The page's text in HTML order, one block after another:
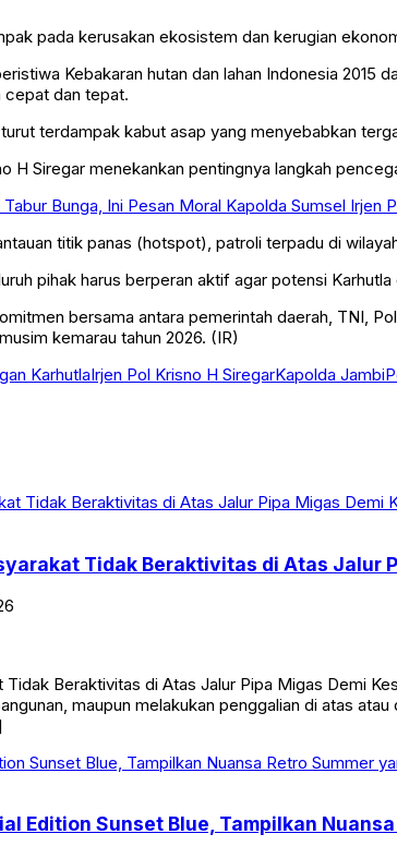
pada kerusakan ekosistem dan kerugian
Kebakaran hutan dan lahan Indonesia 2015
cepat dan tepat.
terdampak kabut asap yang menyebabkan
H Siregar menekankan pentingnya langkah
Bunga, Ini Pesan Moral Kapolda Sumsel Irjen
titik panas (hotspot), patroli terpadu di
pihak harus berperan aktif agar potensi
bersama antara pemerintah daerah, TNI,
kemarau tahun 2026. (IR)
KarhutlaIrjen Pol Krisno H SiregarKapolda Jambi
Tidak Beraktivitas di Atas Jalur
Beraktivitas di Atas Jalur Pipa Migas Demi
maupun melakukan penggalian di atas
Edition Sunset Blue, Tampilkan